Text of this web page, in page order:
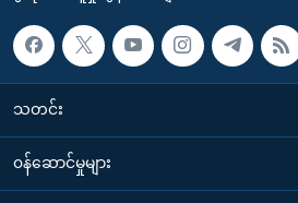
သတင်း
၀န်ဆောင်မှုများ